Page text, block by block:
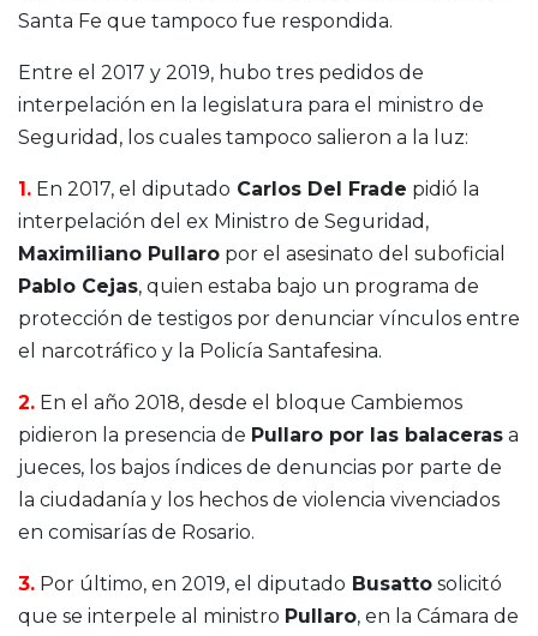
Santa Fe que tampoco fue respondida.
Entre el 2017 y 2019, hubo tres pedidos de
interpelación en la legislatura para el ministro de
Seguridad, los cuales tampoco salieron a la luz:
1. En 2017, el diputado Carlos Del Frade pidió la
interpelación del ex Ministro de Seguridad,
Maximiliano Pullaro por el asesinato del suboficial
Pablo Cejas, quien estaba bajo un programa de
protección de testigos por denunciar vínculos entre
el narcotráfico y la Policía Santafesina.
2. En el año 2018, desde el bloque Cambiemos
pidieron la presencia de Pullaro por las balaceras a
jueces, los bajos índices de denuncias por parte de
la ciudadanía y los hechos de violencia vivenciados
en comisarías de Rosario.
3. Por último, en 2019, el diputado Busatto solicitó
que se interpele al ministro Pullaro, en la Cámara de